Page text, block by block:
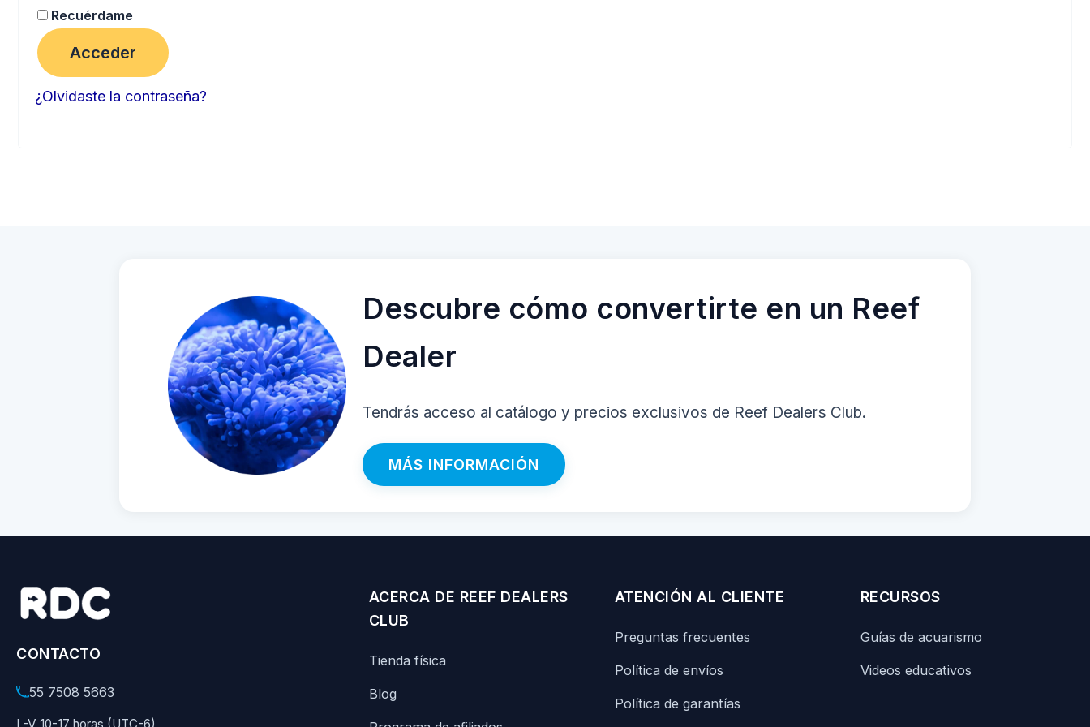
Recuérdame
Acceder
¿Olvidaste la contraseña?
Descubre cómo convertirte en un Reef
Dealer
Tendrás acceso al catálogo y precios exclusivos de Reef Dealers Club.
MÁS INFORMACIÓN
CONTACTO
55 7508 5663
ACERCA DE REEF DEALERS
CLUB
Tienda física
Blog
ATENCIÓN AL CLIENTE
Preguntas frecuentes
Política de envíos
Política de garantías
RECURSOS
Guías de acuarismo
Videos educativos